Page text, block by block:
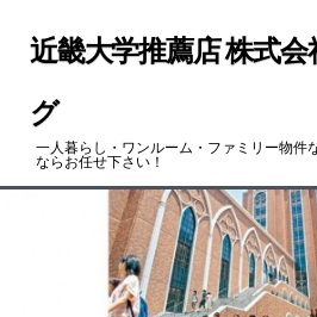
ン
ツ
近畿大学推薦店 株式
グ
一人暮らし・ワンルーム・ファミリー物件
ならお任せ下さい！